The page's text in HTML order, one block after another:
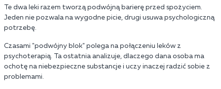
Te dwa leki razem tworzą podwójną barierę przed spożyciem.
Jeden nie pozwala na wygodne picie, drugi usuwa psychologiczną
potrzebę.
Czasami "podwójny blok" polega na połączeniu leków z
psychoterapią. Ta ostatnia analizuje, dlaczego dana osoba ma
ochotę na niebezpieczne substancje i uczy inaczej radzić sobie z
problemami.